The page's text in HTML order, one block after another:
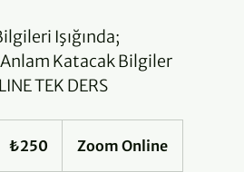
Işığında;
Anlam Katacak Bilgiler
TEK DERS
lirası₺250 Zoom Online